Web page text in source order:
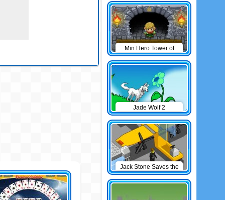
Min Hero Tower of
Sage
Jade Wolf 2
Jack Stone Saves the
Day